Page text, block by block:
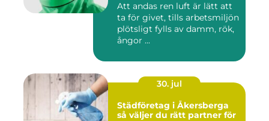
Att andas ren luft är lätt att
ta för givet, tills arbetsmiljön
plötsligt fylls av damm, rök,
ångor ...
30. jul
Städföretag i Åkersberga
så väljer du rätt partner för